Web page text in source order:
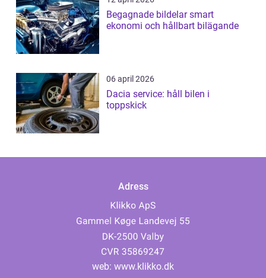
Begagnade bildelar smart
ekonomi och hållbart bilägande
06 april 2026
Dacia service: håll bilen i
toppskick
Adress
web: www.klikko.dk